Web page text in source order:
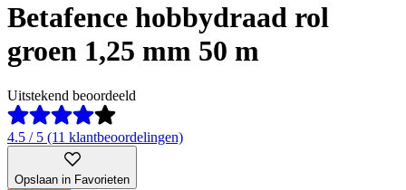
Betafence hobbydraad rol
groen 1,25 mm 50 m
Uitstekend beoordeeld
4.5 / 5 (11 klantbeoordelingen)
Opslaan in Favorieten